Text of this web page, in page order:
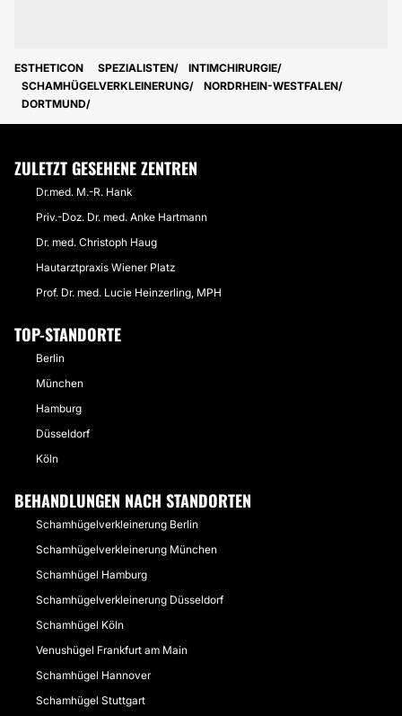
ESTHETICON SPEZIALISTEN
INTIMCHIRURGIE
SCHAMHÜGELVERKLEINERUNG
NORDRHEIN-WESTFALEN
DORTMUND
ZULETZT GESEHENE ZENTREN
Dr.med. M.-R. Hank
Priv.-Doz. Dr. med. Anke Hartmann
Dr. med. Christoph Haug
Hautarztpraxis Wiener Platz
Prof. Dr. med. Lucie Heinzerling, MPH
TOP-STANDORTE
Berlin
München
Hamburg
Düsseldorf
Köln
BEHANDLUNGEN NACH STANDORTEN
Schamhügelverkleinerung Berlin
Schamhügelverkleinerung München
Schamhügel Hamburg
Schamhügelverkleinerung Düsseldorf
Schamhügel Köln
Venushügel Frankfurt am Main
Schamhügel Hannover
Schamhügel Stuttgart